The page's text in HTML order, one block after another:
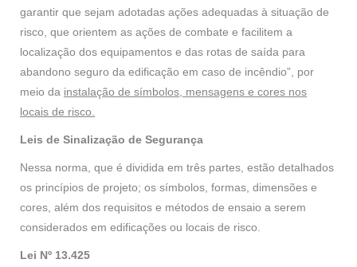
garantir que sejam adotadas ações adequadas à situação de
risco, que orientem as ações de combate e facilitem a
localização dos equipamentos e das rotas de saída para
abandono seguro da edificação em caso de incêndio”, por
meio da instalação de símbolos, mensagens e cores nos
locais de risco.
Leis de Sinalização de Segurança
Nessa norma, que é dividida em três partes, estão detalhados
os princípios de projeto; os símbolos, formas, dimensões e
cores, além dos requisitos e métodos de ensaio a serem
considerados em edificações ou locais de risco.
Lei Nº 13.425